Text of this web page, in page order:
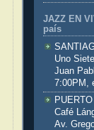
JAZZ EN
país
Uno
Juan
7:00PM,
Café
Av.